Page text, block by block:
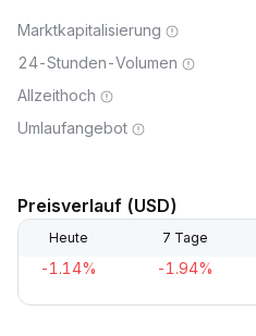
Marktkapitalisierung
24-Stunden-Volumen
Allzeithoch
Umlaufangebot
Preisverlauf (USD)
Heute 7 Tage
-1.14% -1.94%